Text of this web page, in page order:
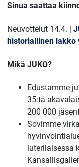
Sinua saattaa
Neuvottelut 14.4. |
historiallinen lakko
Mikä JUKO?
Edustamme
35:tä
200 000
Sovimme
luterilaisessa